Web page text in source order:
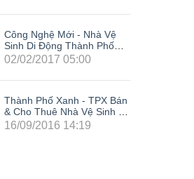
Công Nghệ Mới - Nhà Vệ
Sinh Di Động Thành Phố
Xanh
02/02/2017 05:00
Thành Phố Xanh - TPX Bán
& Cho Thuê Nhà Vệ Sinh Di
Động Giá Rẻ Composite Tại
16/09/2016 14:19